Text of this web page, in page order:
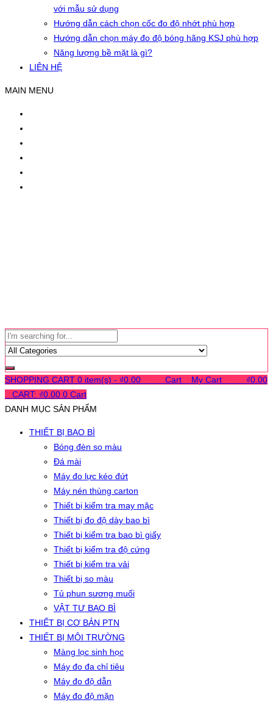
với mẫu sử dụng
Hướng dẫn cách chọn cốc đo độ nhớt phù hợp
Hướng dẫn chọn máy đo độ bóng hãng KSJ phù hợp
Năng lượng bề mặt là gì?
LIÊN HỆ
MAIN MENU
SHOPPING CART 0 item(s) - ₫0.00 Cart My Cart ₫0.00
CART: ₫0.00 0 Cart
DANH MỤC SẢN PHẨM
THIẾT BỊ BAO BÌ
Bóng đèn so màu
Đá mài
Máy đo lực kéo đứt
Máy nén thùng carton
Thiết bị kiểm tra may mặc
Thiết bị đo độ dày bao bì
Thiết bị kiểm tra bao bì giấy
Thiết bị kiểm tra độ cứng
Thiết bị kiểm tra vải
Thiết bị so màu
Tủ phun sương muối
VẬT TƯ BAO BÌ
THIẾT BỊ CƠ BẢN PTN
THIẾT BỊ MÔI TRƯỜNG
Màng lọc sinh học
Máy đo đa chỉ tiêu
Máy đo độ dẫn
Máy đo độ mặn